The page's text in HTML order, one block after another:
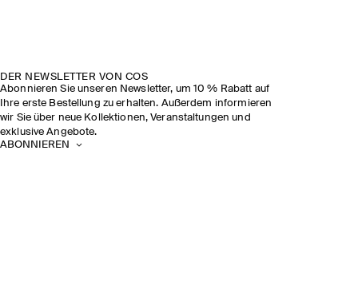
DER NEWSLETTER VON COS
Abonnieren Sie unseren Newsletter, um 10 % Rabatt auf
Ihre erste Bestellung zu erhalten. Außerdem informieren
wir Sie über neue Kollektionen, Veranstaltungen und
exklusive Angebote.
ABONNIEREN